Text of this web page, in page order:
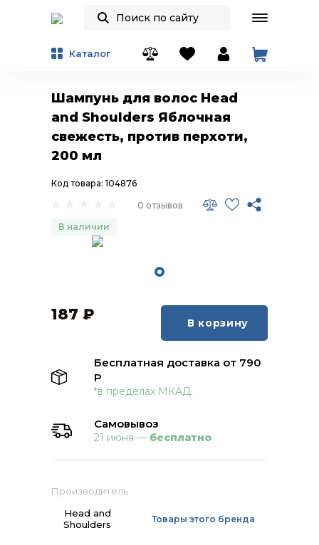
Каталог
Шампунь для волос Head
and Shoulders Яблочная
свежесть, против перхоти,
200 мл
0 отзывов
Код товара: 104876
В наличии
Производитель
Head and
Shoulders
Товары этого бренда
187 ₽ В корзину
Бесплатная доставка от 790
Р
*в пределах МКАД.
Самовывоз
21 июня — бесплатно